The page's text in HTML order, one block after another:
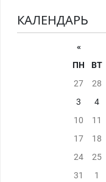
КАЛЕНДАРЬ
«
ПН
ВТ
27
28
3
4
10
11
17
18
24
25
31
1